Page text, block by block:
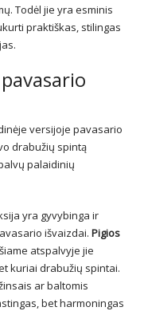
Todėl jie yra esminis
praktiškas, stilingas
versijoje pavasario
drabužių spintą
palaidinių
yra gyvybinga ir
išvaizdai. Pigios
šiame atspalvyje jie
kuriai drabužių spintai.
ar baltomis
bet harmoningas